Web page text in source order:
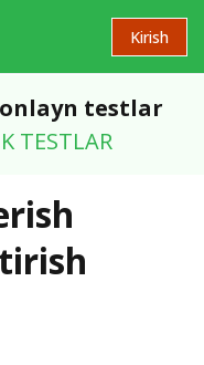
Kirish
testlar
TESTLAR